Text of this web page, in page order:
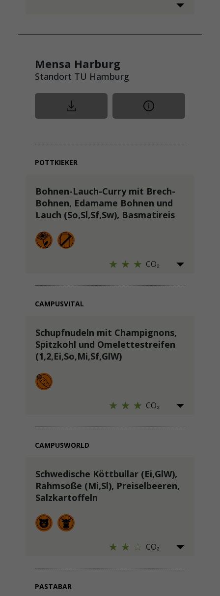
Mensa Harburg
Standort TU Hamburg
POTTKIEKER
Bohnen-Lauch-Curry mit Brech-
Bohnen, Edamame Bohnen und
Lauch (So,Sl,Sf,Sw), Basmatireis
CO₂
CAMPUSVITAL
Schupfnudeln mit Champignons,
Spitzkohl und Omelettestreifen
(1,2,Ei,So,Mi,Sf,GlW)
CO₂
CAMPUSWORLD
Schwedische Köttbullar (Ei,GlW),
Rahmsoße (Mi,Sl), Preiselbeeren,
Salzkartoffeln
CO₂
PASTABAR